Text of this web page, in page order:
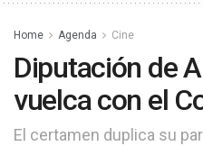
Home Agenda Cine
Diputación de
vuelca con el
El certamen duplica su